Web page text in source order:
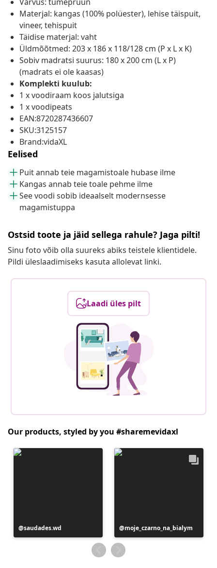
Materjal: kangas (100% polüester), lehise täispuit,
vineer, tehispuit
Täidise materjal: vaht
Üldmõõtmed: 203 x 186 x 118/128 cm (P x L x K)
Sobiv madratsi suurus: 180 x 200 cm (L x P)
(madrats ei ole kaasas)
Komplekti kuulub:
1 x voodiraam koos jalutsiga
1 x voodipeats
EAN:8720287436607
SKU:3125157
Brand:vidaXL
Eelised
Puit annab teie magamistoale hubase ilme
Kangas annab teie toale pehme ilme
See voodi sobib ideaalselt modernsesse
magamistuppa
Ostsid toote ja jäid sellega rahule? Jaga pilti!
Sinu foto võib olla suureks abiks teistele klientidele.
Pildi üleslaadimiseks kasuta allolevat linki.
Laadi üles pilt
Our products, styled by you #sharemevidaxl
Postitus
avaldatud
saudades.wd
Postitus
avaldatud
moje_czarno_na_bialym